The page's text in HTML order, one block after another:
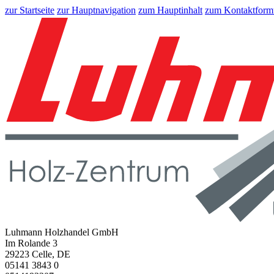
zur Startseite zur Hauptnavigation zum Hauptinhalt zum
Luhmann Holzhandel GmbH
Im Rolande 3
29223 Celle, DE
05141 3843 0